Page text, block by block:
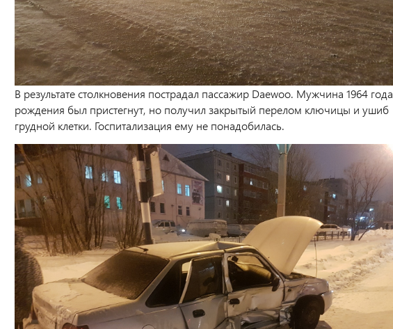
В результате столкновения пострадал пассажир Daewoo. Мужчина 1964 года
рождения был пристегнут, но получил закрытый перелом ключицы и ушиб
грудной клетки. Госпитализация ему не понадобилась.